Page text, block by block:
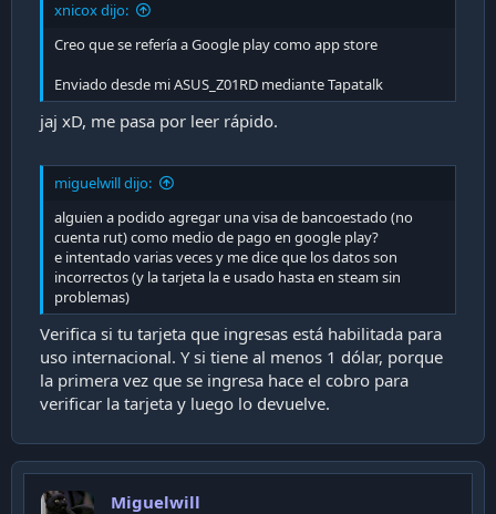
xnicox dijo:
Creo que se refería a Google play como app store
Enviado desde mi ASUS_Z01RD mediante Tapatalk
jaj xD, me pasa por leer rápido.
miguelwill dijo:
alguien a podido agregar una visa de bancoestado (no
cuenta rut) como medio de pago en google play?
e intentado varias veces y me dice que los datos son
incorrectos (y la tarjeta la e usado hasta en steam sin
problemas)
Verifica si tu tarjeta que ingresas está habilitada para
uso internacional. Y si tiene al menos 1 dólar, porque
la primera vez que se ingresa hace el cobro para
verificar la tarjeta y luego lo devuelve.
Miguelwill